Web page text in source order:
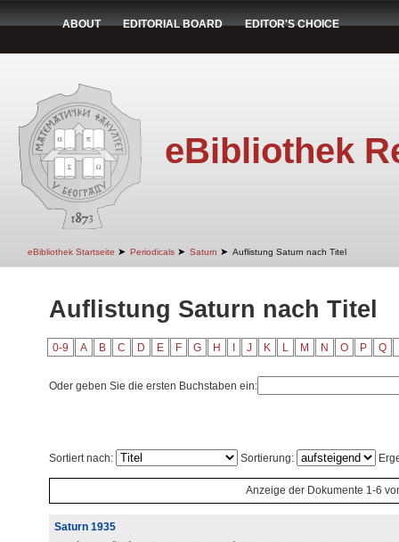
ABOUT EDITORIAL BOARD EDITOR'S CHOICE
eBibliothek
eBibliothek Startseite ➤ Periodicals ➤ Saturn ➤ Auflistung Saturn nach Titel
Auflistung Saturn nach Titel
0-9 A B C D E F G H J K L M N O P Q
Oder geben Sie die ersten Buchstaben ein:
Sortiert nach: Sortierung:
Anzeige der Dokumente 1-6
Saturn 1935